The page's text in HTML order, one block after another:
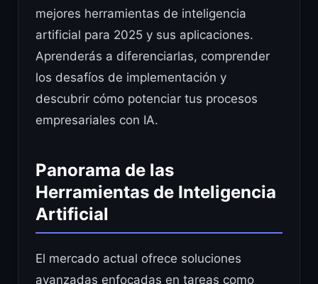
mejores herramientas de inteligencia
artificial para 2025 y sus aplicaciones.
Aprenderás a diferenciarlas, comprender
los desafíos de implementación y
descubrir cómo potenciar tus procesos
empresariales con IA.
Panorama de las
Herramientas de Inteligencia
Artificial
El mercado actual ofrece soluciones
avanzadas enfocadas en tareas como